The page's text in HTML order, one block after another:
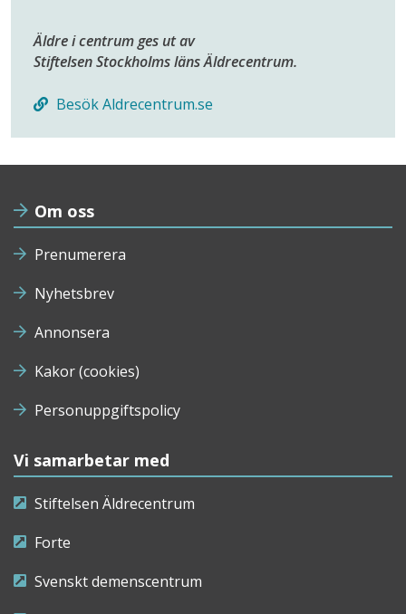
Äldre i centrum ges ut av
Stiftelsen Stockholms läns Äldrecentrum.
Besök Aldrecentrum.se
Om oss
Prenumerera
Nyhetsbrev
Annonsera
Kakor (cookies)
Personuppgiftspolicy
Vi samarbetar med
Stiftelsen Äldrecentrum
Forte
Svenskt demenscentrum